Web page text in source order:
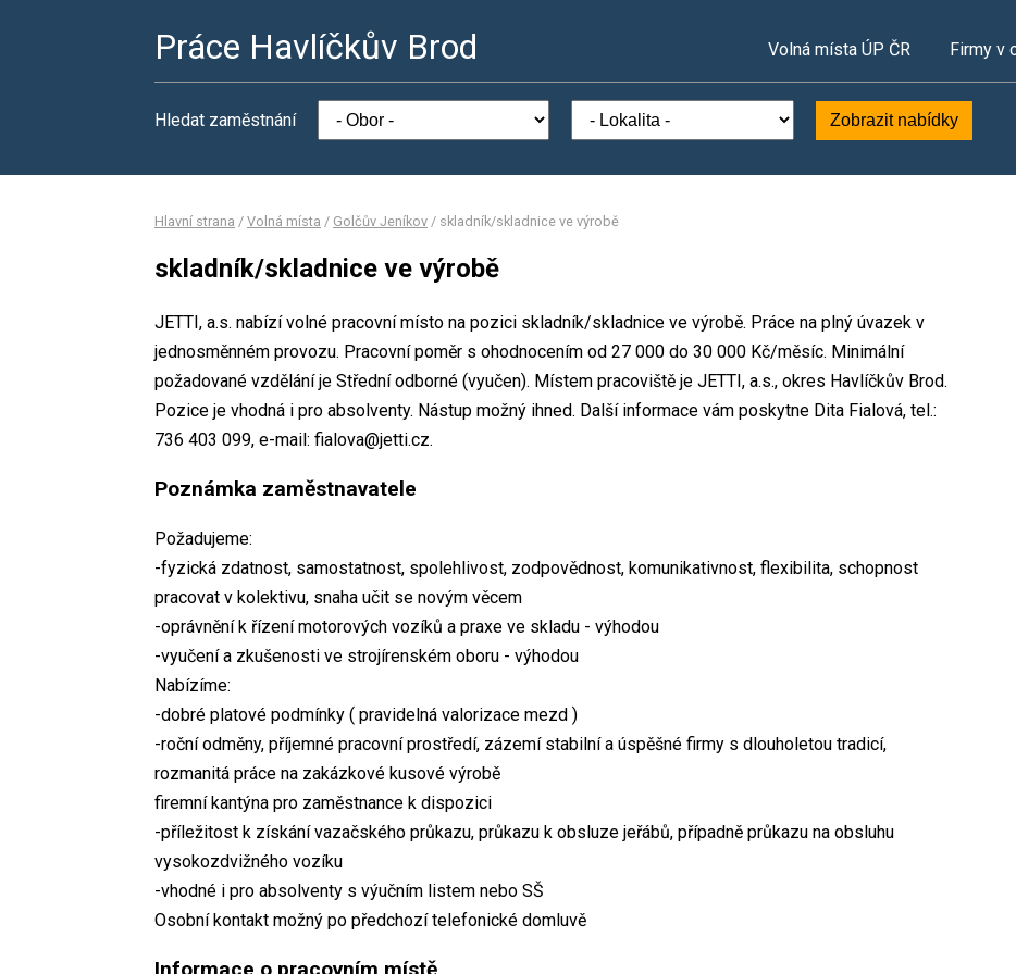
Práce Havlíčkův Brod Volná místa ÚP ČR Firmy v
Hledat zaměstnání Zobrazit nabídky
Hlavní strana / Volná místa / Golčův Jeníkov / skladník/skladnice ve výrobě
skladník/skladnice ve výrobě
JETTI, a.s. nabízí volné pracovní místo na pozici skladník/skladnice ve výrobě. Práce na plný úvazek v
jednosměnném provozu. Pracovní poměr s ohodnocením od 27 000 do 30 000 Kč/měsíc. Minimální
požadované vzdělání je Střední odborné (vyučen). Místem pracoviště je JETTI, a.s., okres Havlíčkův Brod.
Pozice je vhodná i pro absolventy. Nástup možný ihned. Další informace vám poskytne Dita Fialová, tel.:
736 403 099, e-mail: fialova@jetti.cz.
Poznámka zaměstnavatele
Požadujeme:
-fyzická zdatnost, samostatnost, spolehlivost, zodpovědnost, komunikativnost, flexibilita, schopnost
pracovat v kolektivu, snaha učit se novým věcem
-oprávnění k řízení motorových vozíků a praxe ve skladu - výhodou
-vyučení a zkušenosti ve strojírenském oboru - výhodou
Nabízíme:
-dobré platové podmínky ( pravidelná valorizace mezd )
-roční odměny, příjemné pracovní prostředí, zázemí stabilní a úspěšné firmy s dlouholetou tradicí,
rozmanitá práce na zakázkové kusové výrobě
firemní kantýna pro zaměstnance k dispozici
-příležitost k získání vazačského průkazu, průkazu k obsluze jeřábů, případně průkazu na obsluhu
vysokozdvižného vozíku
-vhodné i pro absolventy s výučním listem nebo SŠ
Osobní kontakt možný po předchozí telefonické domluvě
Informace o pracovním místě